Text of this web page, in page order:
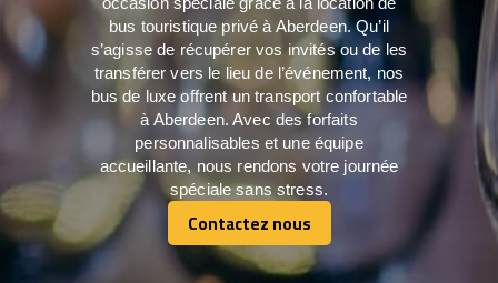
bus touristique privé à Aberdeen. Qu’il
s’agisse de récupérer vos invités ou de les
transférer vers le lieu de l’événement, nos
bus de luxe offrent un transport confortable
à Aberdeen. Avec des forfaits
personnalisables et une équipe
accueillante, nous rendons votre journée
spéciale sans stress.
Contactez nous
Contactez nous